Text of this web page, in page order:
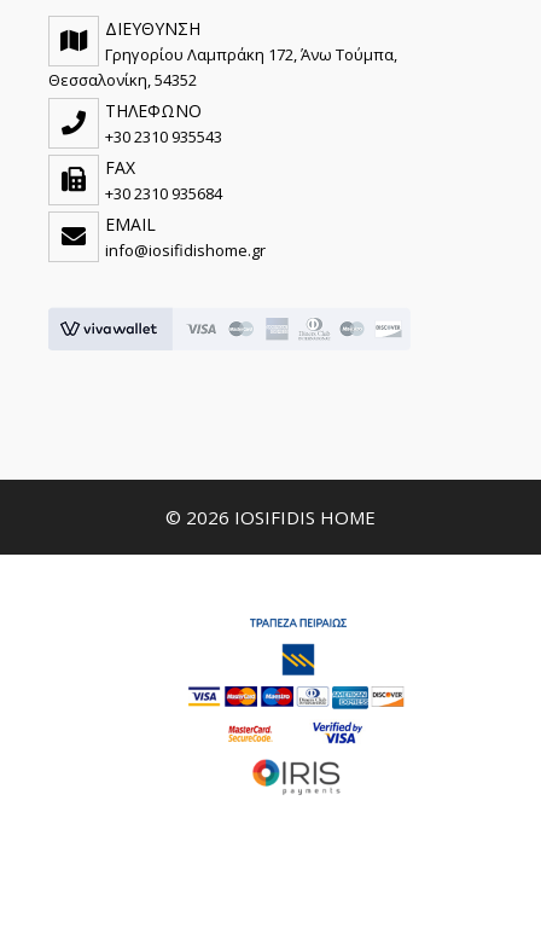
ΔΙΕΥΘΥΝΣΗ
Γρηγορίου Λαμπράκη 172, Άνω Τούμπα,
Θεσσαλονίκη, 54352
ΤΗΛΕΦΩΝΟ
+30 2310 935543
FAX
+30 2310 935684
EMAIL
info@iosifidishome.gr
© 2026 IOSIFIDIS HOME